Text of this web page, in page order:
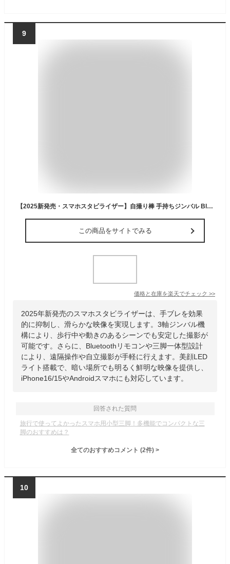
9
【2025新発売・スマホスタビライザー】自撮り棒 手持ちジンバル Bluetoothリモコン付き USB充電 撮影録画 動画鑑賞 無線 遠隔操作 三脚付き 美顔LEDライト付き 簡単操作 iPhone16 15 自撮り棒 無線コントロール iPhone Androidスマホ対応 手ブレ防止
この商品をサイトでみる
価格と在庫を楽天でチェック >>
2025年新発売のスマホスタビライザーは、手ブレを効果
的に抑制し、滑らかな映像を実現します。3軸ジンバル機
構により、歩行中や動きのあるシーンでも安定した撮影が
可能です。さらに、Bluetoothリモコンや三脚一体型設計
により、遠隔操作や自立撮影が手軽に行えます。美顔LED
ライト搭載で、暗い場所でも明るく鮮明な映像を提供し、
iPhone16/15やAndroidスマホにも対応しています。
回答された質問
旅行で使ってよかったスマホ用小型三脚！多機能でコンパクトな三
脚のおすすめは？
全てのおすすめコメント (2件) >
10